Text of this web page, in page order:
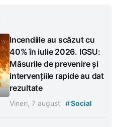
Incendiile au scăzut cu
40% în iulie 2026. IGSU:
Măsurile de prevenire și
intervențiile rapide au dat
rezultate
Vineri, 7 august #Social